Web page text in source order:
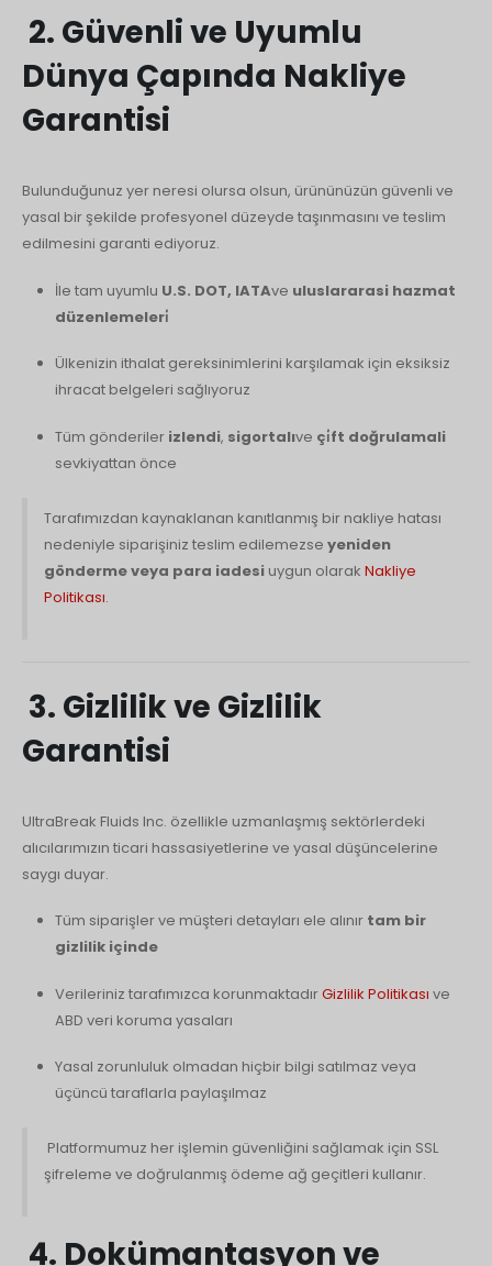
2. Güvenli ve Uyumlu
Dünya Çapında Nakliye
Garantisi
Bulunduğunuz yer neresi olursa olsun, ürününüzün güvenli ve
yasal bir şekilde profesyonel düzeyde taşınmasını ve teslim
edilmesini garanti ediyoruz.
İle tam uyumlu U.S. DOT, IATAve uluslararasi hazmat
düzenlemeleri̇
Ülkenizin ithalat gereksinimlerini karşılamak için eksiksiz
ihracat belgeleri sağlıyoruz
Tüm gönderiler izlendi, sigortalıve çi̇ft doğrulamali
sevkiyattan önce
Tarafımızdan kaynaklanan kanıtlanmış bir nakliye hatası
nedeniyle siparişiniz teslim edilemezse yeniden
gönderme veya para iadesiuygun olarak Nakliye
Politikası.
3. Gizlilik ve Gizlilik
Garantisi
UltraBreak Fluids Inc. özellikle uzmanlaşmış sektörlerdeki
alıcılarımızın ticari hassasiyetlerine ve yasal düşüncelerine
saygı duyar.
Tüm siparişler ve müşteri detayları ele alınır tam bir
gizlilik içinde
Verileriniz tarafımızca korunmaktadırGizlilik Politikası ve
ABD veri koruma yasaları
Yasal zorunluluk olmadan hiçbir bilgi satılmaz veya
üçüncü taraflarla paylaşılmaz
Platformumuz her işlemin güvenliğini sağlamak için SSL
şifreleme ve doğrulanmış ödeme ağ geçitleri kullanır.
4. Dokümantasyon ve
Nederlands
Nederlands (België)
Кыргызча
ພາສາລາວ